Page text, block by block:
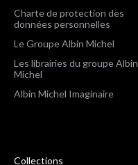
Charte de protection des
données personnelles
Le Groupe Albin Michel
Les librairies du groupe Albin
Michel
Albin Michel Imaginaire
Collections